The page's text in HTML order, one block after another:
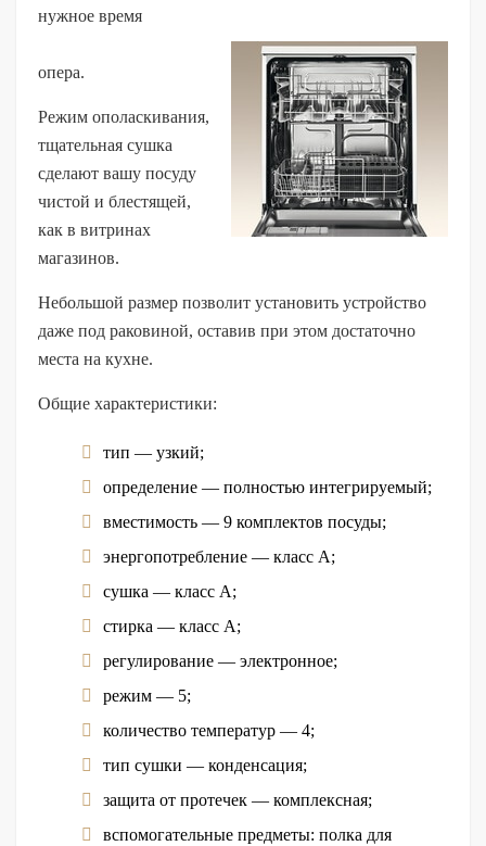
нужное время
опера.
Режим ополаскивания,
тщательная сушка
сделают вашу посуду
чистой и блестящей,
как в витринах
магазинов.
Небольшой размер позволит установить устройство
даже под раковиной, оставив при этом достаточно
места на кухне.
Общие характеристики:
тип — узкий;
определение — полностью интегрируемый;
вместимость — 9 комплектов посуды;
энергопотребление — класс А;
сушка — класс А;
стирка — класс А;
регулирование — электронное;
режим — 5;
количество температур — 4;
тип сушки — конденсация;
защита от протечек — комплексная;
вспомогательные предметы: полка для